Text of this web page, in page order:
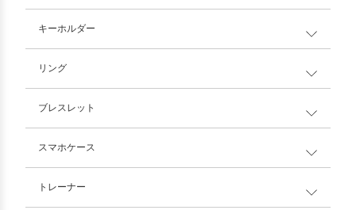
キーホルダー
リング
ブレスレット
スマホケース
トレーナー